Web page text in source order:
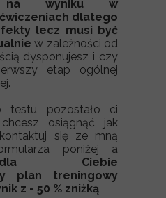
wyniku w
dlatego
lecz musi być
w zależności od
dysponujesz i czy
etap ogólnej
testu pozostało ci
osiągnąć jak
się ze mną
poniżej a
Ciebie
plan treningowy
z - 50 % zniżką